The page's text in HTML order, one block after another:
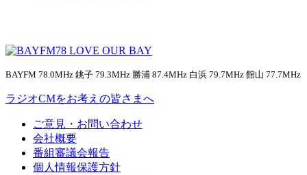
BAYFM 78.0MHz 銚子 79.3MHz 勝浦 87.4MHz 白浜 79.7MHz 館山 77.7MHz
ラジオCMをお考えの皆さまへ
ご意見・お問い合わせ
会社概要
番組審議会報告
個人情報保護方針